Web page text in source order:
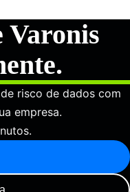
Varonis
risco de dados com
empresa.